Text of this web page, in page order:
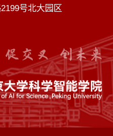
号北大园区